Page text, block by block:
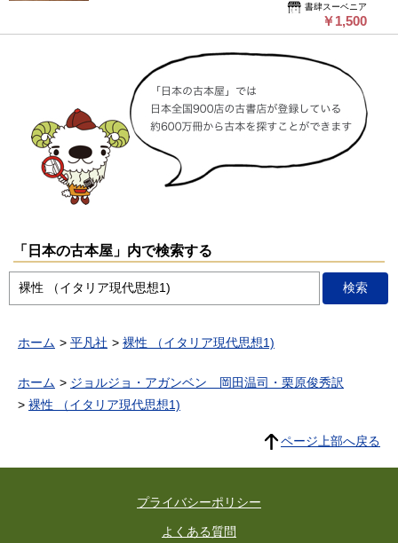
書肆スーベニア
￥1,500
「日本の古本屋」内で検索する
ホーム 平凡社 裸性 （イタリア現代思想1)
ホーム
ジョルジョ・アガンベン 岡田温司・栗原俊秀訳
裸性 （イタリア現代思想1)
ページ上部へ戻る
プライバシーポリシー
よくある質問